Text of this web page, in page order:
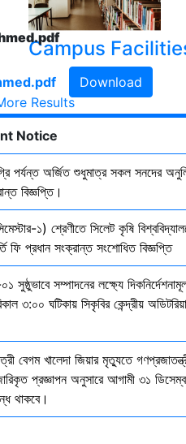
Campus
Results
Download
Notice
পর্যন্ত অর্জিত শুধুমাত্র সকল সনদের
বিজ্ঞপ্তি।
১) শ্রেণীতে সিলেট কৃষি
ফি প্রধান সংক্রান্ত সংশোধিত বিজ্ঞপ্তি
সুষ্ঠুভাবে সম্পাদনের লক্ষ্যে
৩:০০ ঘটিকায় সিকৃবির কেন্দ্রীয়
বেগম খালেদা জিয়ার মৃত্যুতে
প্রজ্ঞাপন অনুসারে আগামী ৩১
থাকবে।